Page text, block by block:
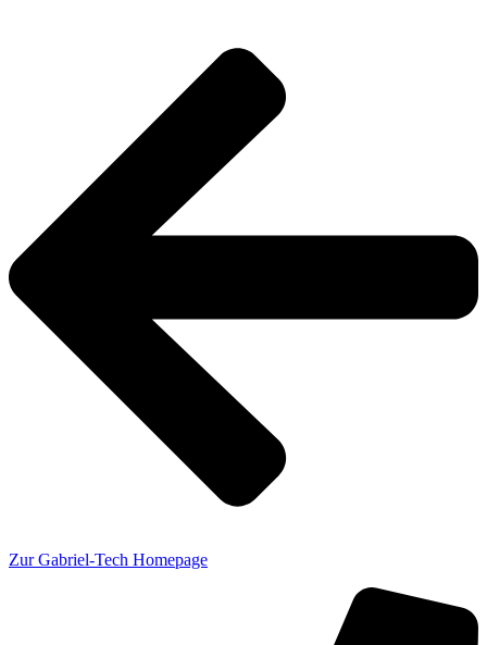
Zur Gabriel-Tech Homepage